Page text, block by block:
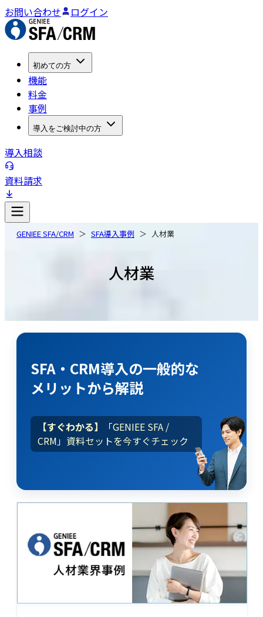
お問い合わせ ログイン
初めての方
機能
料金
事例
導入をご検討中の方
導入相談
資料請求
GENIEE SFA/CRM SFA導入事例 人材業
人材業
SFA・CRM導入の一般的な
メリットから解説
【すぐわかる】
「GENIEE SFA /
CRM」資料セットを今すぐチェック